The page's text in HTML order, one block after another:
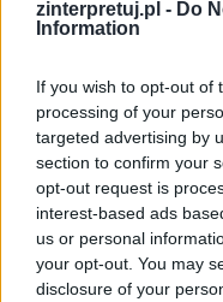
zinterpretuj.pl - Do
Information
If you wish to opt-out of
processing of your
targeted advertising by
section to confirm your
opt-out request is
interest-based ads
us or personal
your opt-out. You may
disclosure of your
poprzysiągł
wyznaje, że sam
zabójcy przy
śmiercią.
Robak umiera.